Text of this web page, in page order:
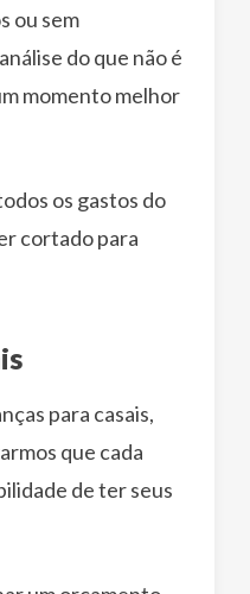
ou sem
do que não é
momento melhor
os gastos do
cortado para
para casais,
que cada
de ter seus